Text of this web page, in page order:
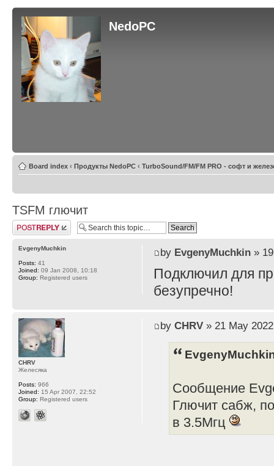
NedoPC
Board index ‹ Продукты NedoPC ‹ TurboSound/FM/FM PRO - софт и
TSFM глючит
Post a reply
by EvgenyMuchkin» 19
Подключил для
безупречно!
EvgenyMuchkin
Posts: 41
Joined: 09 Jan 2008, 10:18
Group: Registered users
by CHRV» 21 May
Сообщение
Глючит сабж,
в 3.5Мгц
CHRV
Желесяка
Posts: 966
Joined: 15 Apr 2007, 22:52
Group: Registered users